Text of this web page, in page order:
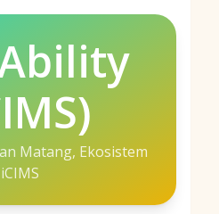
Matang, Ekosistem
iCIMS